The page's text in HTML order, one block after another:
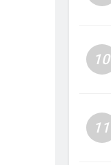
10
11